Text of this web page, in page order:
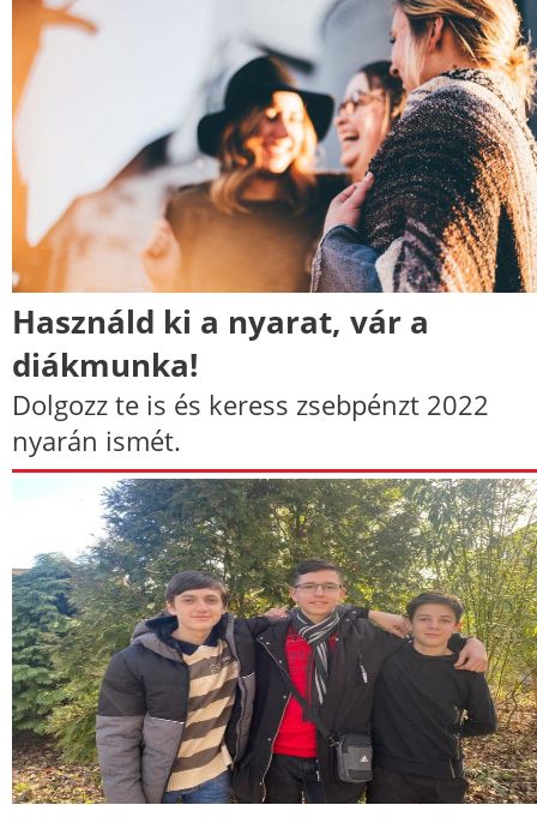
Használd ki a nyarat, vár a
diákmunka!
Dolgozz te is és keress zsebpénzt 2022
nyarán ismét.